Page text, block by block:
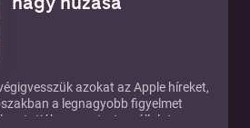
azokat az Apple híreket,
a legnagyobb figyelmet
mutatják, merre tart a vállalat